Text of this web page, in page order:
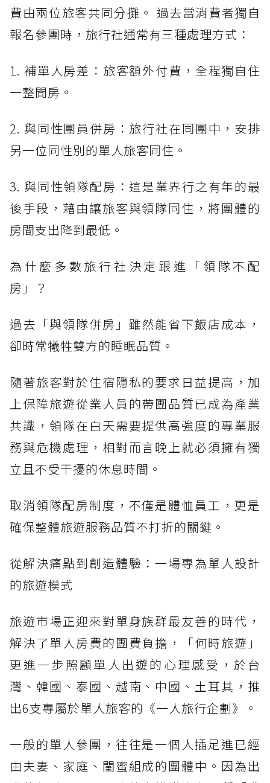
費由兩位旅客共同分攤。 過去當消費者獨自
報名參團時，旅行社通常有三種處理方式：
1. 補單人房差：旅客額外付費，全程獨自住
一整間房。
2. 與同性團員併房：旅行社在同團中，安排
另一位同性別的單人旅客同住。
3. 與同性領隊配房：這是業界行之有年的最
後手段，藉由讓旅客與領隊同住，將團體的
房間支出降到最低。
為什麼多數旅行社決定跟進「領隊不配
房」？
過去「與領隊併房」雖然能省下飯店成本，
卻時常犧牲雙方的睡眠品質。
隨著旅客對於住宿隱私的要求日益提高，加
上保障旅遊從業人員的帶團品質已成為產業
共識，領隊在白天需要提供高強度的專業服
務與危機處理，相對而言晚上就必須擁有獨
立且不受干擾的休息時間。
取消領隊配房制度，不僅是體恤員工，更是
確保整體旅遊服務品質不打折的關鍵。
從解決痛點到創造體驗：一場專為單人設計
的旅遊模式
旅遊市場正迎來對單身族群最友善的時代，
解決了單人房費的團費負擔，「何時旅遊」
更進一步照顧單人出遊的心理感受，於台
灣、韓國、泰國、越南、中國、土耳其，推
出6支專屬於單人旅客的《一人旅行企劃》。
一般的單人參團，往往是一個人插足進已經
由夫妻、家庭、閨蜜組成的團體中。因為出